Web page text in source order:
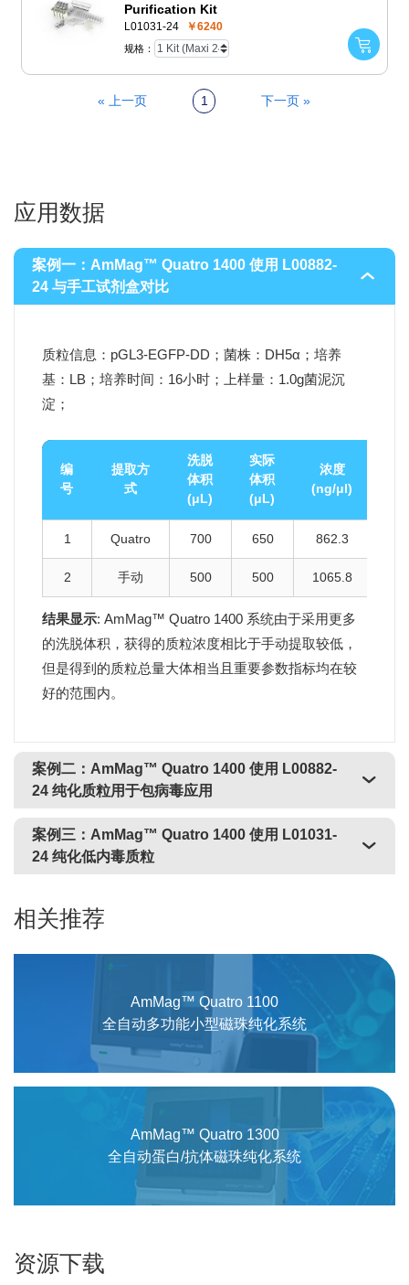
Purification Kit
L01031-24 ￥6240
规格：
« 上一页 1 下一页 »
应用数据
案例一：AmMag™ Quatro 1400 使用 L00882-
24 与手工试剂盒对比
质粒信息：pGL3-EGFP-DD；菌株：DH5α；培养
基：LB；培养时间：16小时；上样量：1.0g菌泥沉
淀；
编
号
提取方
式
洗脱
体积
(μL)
实际
体积
(μL)
浓度
(ng/μl)
1 Quatro 700 650 862.3
2 手动 500 500 1065.8
结果显示: AmMag™ Quatro 1400 系统由于采用更多
的洗脱体积，获得的质粒浓度相比于手动提取较低，
但是得到的质粒总量大体相当且重要参数指标均在较
好的范围内。
案例二：AmMag™ Quatro 1400 使用 L00882-
24 纯化质粒用于包病毒应用
案例三：AmMag™ Quatro 1400 使用 L01031-
24 纯化低内毒质粒
相关推荐
AmMag™ Quatro 1100
全自动多功能小型磁珠纯化系统
AmMag™ Quatro 1300
全自动蛋白/抗体磁珠纯化系统
资源下载